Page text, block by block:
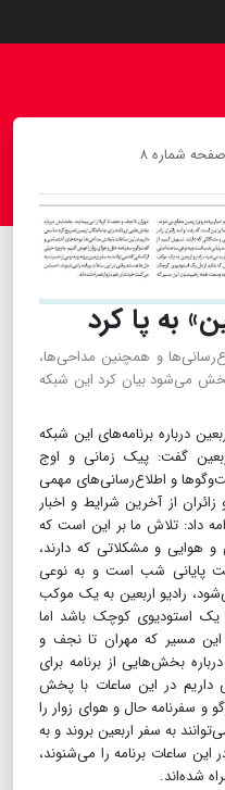
صفحه شماره ۸
به پا کرد
و همچنین مداحی‌ها،
پخش می‌شود بیان کرد این شبکه
درباره برنامه‌های این شبکه
گفت: پیک زمانی و اوج
و اطلاع‌رسانی‌های مهمی
از آخرین شرایط و اخبار
داد: تلاش ما بر این است که
و هوایی و مشکلاتی که دارند،
از ساعت ۱۸تا ۲۴که ساعت پایانی شب است و به نوعی
رادیو اربعین به یک موکب
استودیوی کوچک باشد اما
مسیر که مهران تا نجف و
بخش‌هایی از برنامه برای
داریم در این ساعات با پخش
سفرنامه حال و هوای زوار را
به سفر اربعین بروند و به
ساعات برنامه را می‌شنوند،
شده‌اند.